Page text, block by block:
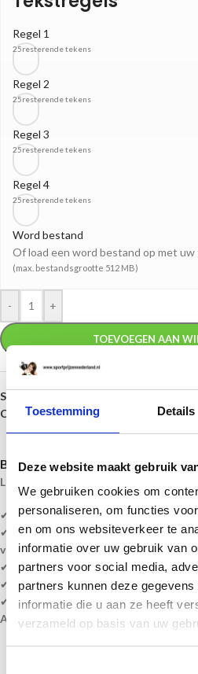
Toestemming Details
Deze website maakt gebruik
We gebruiken cookies om
personaliseren, om functies
en om ons websiteverkeer te
informatie over uw gebruik van
partners voor social media,
partners kunnen deze
informatie die u aan ze heeft
verzameld op basis van uw
Regel 1
25resterende tekens
Regel 2
25resterende tekens
Regel 3
25resterende tekens
Regel 4
25resterende tekens
Word bestand
Of load een word bestand op met
(max. bestandsgrootte 512 MB)
- +
TOEVOEGEN AAN
SKU:
Categorieën:Judo,
Beschrijving
LUXE SCULPTURES ”Judo”
✔ Hoogte sculpture is25 cm
✔
De sculpturen zijn gemaakt van
verbronsd.
✔ Levertijd? 1-5 werkdagen of
✔ Levering volledig gemonteerd!
✔
Gratisgraveren!
Alle prijzen zijn inclusief BTW,